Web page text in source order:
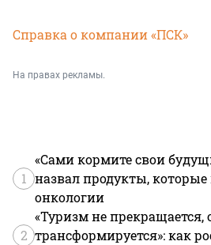
Справка о компании «ПСК»
На правах рекламы.
1
«Сами кормите свои
назвал продукты,
онкологии
2
«Туризм не прекращается,
трансформируется»: как